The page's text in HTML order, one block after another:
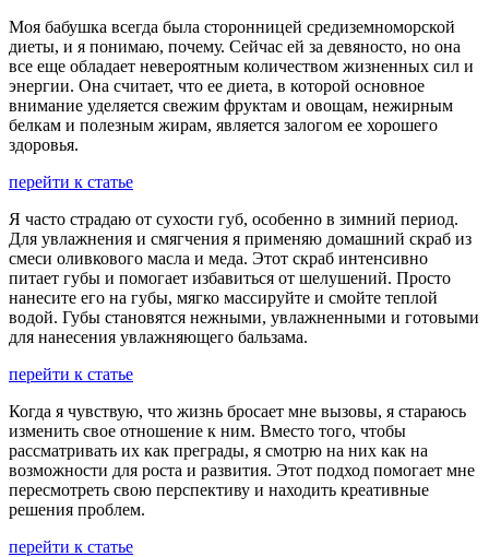
Моя бабушка всегда была сторонницей средиземноморской
диеты, и я понимаю, почему. Сейчас ей за девяносто, но она
все еще обладает невероятным количеством жизненных сил и
энергии. Она считает, что ее диета, в которой основное
внимание уделяется свежим фруктам и овощам, нежирным
белкам и полезным жирам, является залогом ее хорошего
здоровья.
перейти к статье
Я часто страдаю от сухости губ, особенно в зимний период.
Для увлажнения и смягчения я применяю домашний скраб из
смеси оливкового масла и меда. Этот скраб интенсивно
питает губы и помогает избавиться от шелушений. Просто
нанесите его на губы, мягко массируйте и смойте теплой
водой. Губы становятся нежными, увлажненными и готовыми
для нанесения увлажняющего бальзама.
перейти к статье
Когда я чувствую, что жизнь бросает мне вызовы, я стараюсь
изменить свое отношение к ним. Вместо того, чтобы
рассматривать их как преграды, я смотрю на них как на
возможности для роста и развития. Этот подход помогает мне
пересмотреть свою перспективу и находить креативные
решения проблем.
перейти к статье